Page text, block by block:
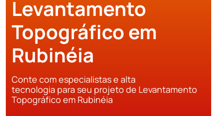
Levantamento
Topográfico em
Rubinéia
Conte com especialistas e alta
tecnologia para seu projeto de Levantamento
Topográfico em Rubinéia